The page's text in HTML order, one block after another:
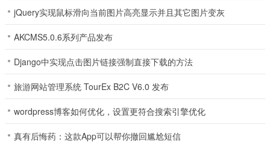
jQuery实现鼠标滑向当前图片高亮显示并且其它图片变灰
AKCMS5.0.6系列产品发布
Django中实现点击图片链接强制直接下载的方法
旅游网站管理系统 TourEx B2C V6.0 发布
wordpress博客如何优化，设置更符合搜索引擎优化
真有后悔药：这款App可以帮你撤回尴尬短信